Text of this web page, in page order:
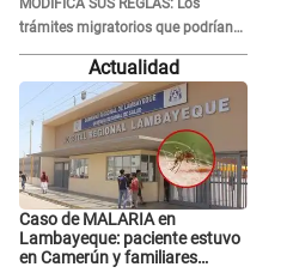
trámites migratorios que podrían
necesitar tu prueba de ADN
Actualidad
Caso de MALARIA en
Lambayeque: paciente estuvo
en Camerún y familiares